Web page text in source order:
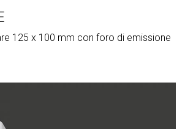
125 x 100 mm con foro di emissione